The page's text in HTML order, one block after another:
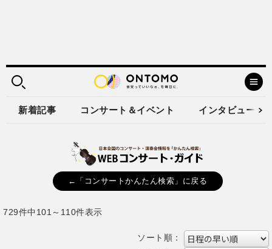
新着記事 コンサート＆イベント インタビュー
←「コンサートかんたん検索」に戻る
729件中101～110件表示
ソート順：